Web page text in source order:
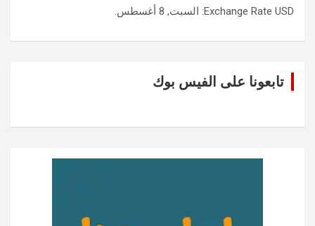
Exchange Rate USD : السبت, 8 أغسطس.
تابعونا على الفيس بوك